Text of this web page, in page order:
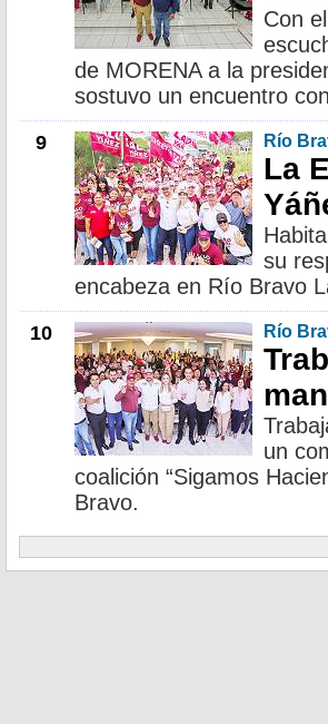
Con
de MORENA a la
sostuvo un encuentro
9 Río
La
su
encabeza en Río Bravo
10 Río
un
coalición “Sigamos
Bravo.